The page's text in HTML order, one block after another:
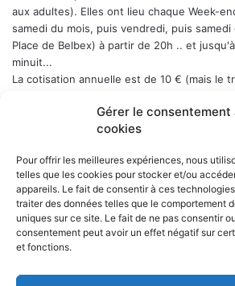
Gérer le consentement
cookies
Pour offrir les meilleures expériences, nous
telles que les cookies pour stocker et/ou
appareils. Le fait de consentir à ces
traiter des données telles que le comportement
uniques sur ce site. Le fait de ne pas consentir
consentement peut avoir un effet négatif sur
et fonctions.
aux adultes). Elles ont lieu chaque Week-
samedi du mois, puis vendredi, puis
Place de Belbex) à partir de 20h .. et
minuit...
La cotisation annuelle est de 10 € (mais le
cela vous dit, n'hésitez pas !
NOS PARTENAIRES
La ville d'Aurillac
La réponse ludique - 10 rue Victor Hugo,